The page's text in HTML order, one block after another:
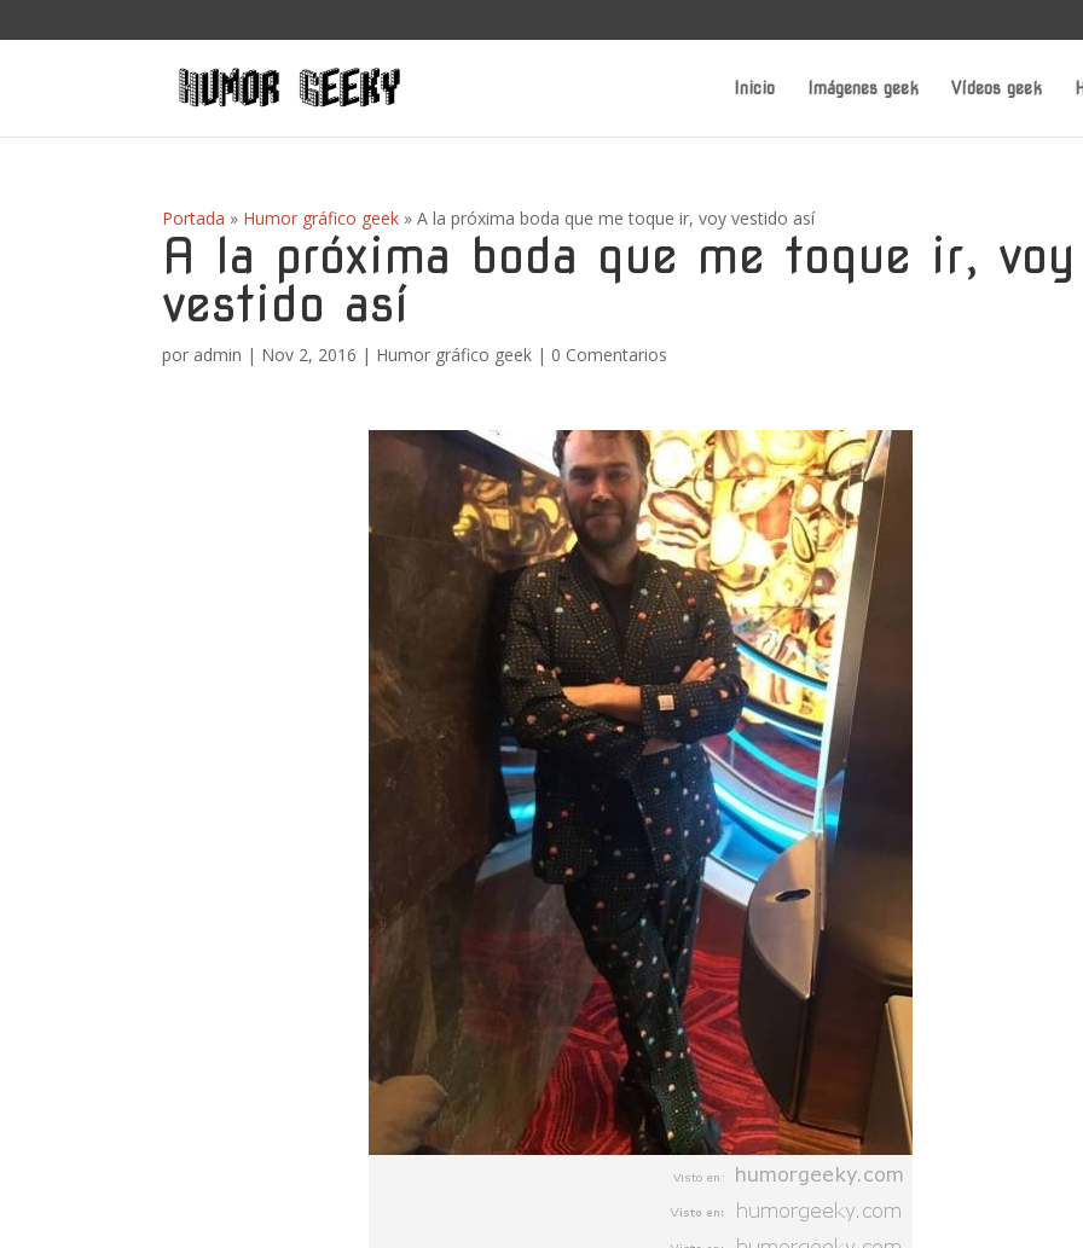
Inicio Imágenes geek Vídeos geek
Portada » Humor gráfico geek »A la próxima boda que me toque ir, voy vestido así
A la próxima boda que me toque ir, voy
vestido así
por admin | Nov 2, 2016 | Humor gráfico geek | 0 Comentarios